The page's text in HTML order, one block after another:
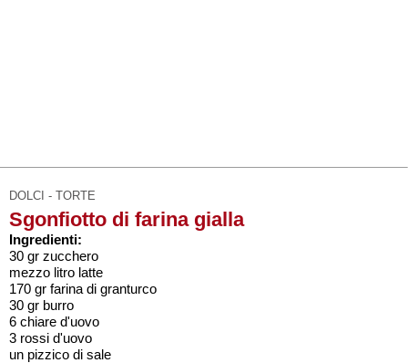
DOLCI - TORTE
Sgonfiotto di farina gialla
Ingredienti:
30 gr zucchero
mezzo litro latte
170 gr farina di granturco
30 gr burro
6 chiare d'uovo
3 rossi d'uovo
un pizzico di sale